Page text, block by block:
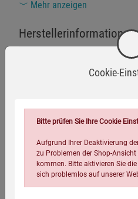
empfindlicher Haut sollten
vermeiden.
Die Druckknopflasche
Beschädigung scharfe
Vorsicht beim Gebrauch.
von Kindern auf.
Verwenden Sie die
vorgesehenen Zweck und
Verwendung auf sichtbare
Mehr anzeigen
Herstellerinformationen
Verpackungsgewicht:
Verpackungsmaße (LxBxH):
Cookie-
Bitte prüfen Sie Ihre Cookie
Aufgrund Ihrer Deaktivierung
zu Problemen der Shop-
kommen. Bitte aktivieren Sie
sich problemlos auf unserer